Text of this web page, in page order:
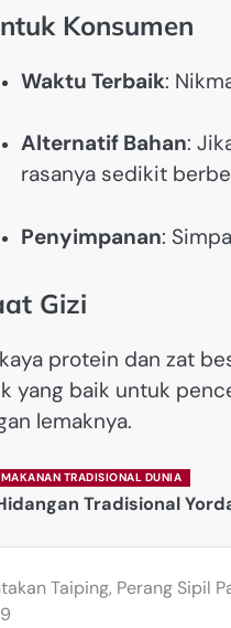
Konsumen
Waktu Terbaik:
Alternatif Bahan:
rasanya sedikit
Penyimpanan:
Gizi
protein dan zat
yang baik untuk
lemaknya.
MAKANAN TRADISIONAL DUNIA
Tradisional
Taiping, Perang Sipil